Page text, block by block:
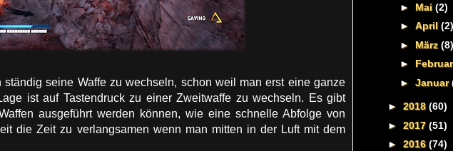
seine Waffe zu wechseln, schon weil man erst eine ganze
ist auf Tastendruck zu einer Zweitwaffe zu wechseln. Es gibt
ausgeführt werden können, wie eine schnelle Abfolge von
die Zeit zu verlangsamen wenn man mitten in der Luft mit dem
► Mai (2)
► April (2)
► März(8)
►
► Januar
► 2018(60)
► 2017(51)
► 2016(74)